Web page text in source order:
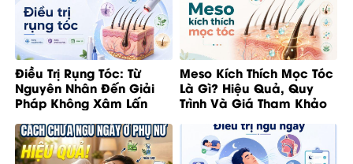
Điều Trị Rụng Tóc: Từ
Nguyên Nhân Đến Giải
Pháp Không Xâm Lấn
Meso Kích Thích Mọc Tóc
Là Gì? Hiệu Quả, Quy
Trình Và Giá Tham Khảo